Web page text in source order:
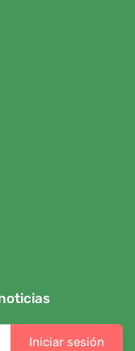
Iniciar sesión